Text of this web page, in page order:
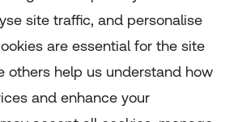
site traffic, and personalise
are essential for the site
others help us understand how
and enhance your